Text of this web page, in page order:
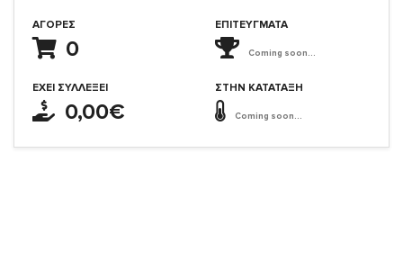
ΑΓΟΡΈΣ
0
ΈΧΕΙ ΣΥΛΛΈΞΕΙ
0,00€
ΕΠΙΤΕΎΓΜΑΤΑ
Coming soon...
ΣΤΗΝ ΚΑΤΆΤΑΞΗ
Coming soon...